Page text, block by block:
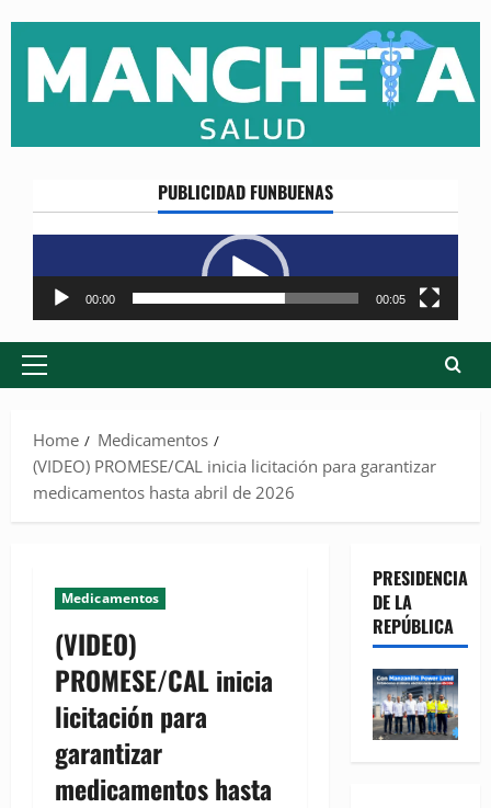
content
PUBLICIDAD FUNBUENAS
Reproductor
de
vídeo
00:00 00:05
Primary
Home
Medicamentos
(VIDEO) PROMESE/CAL inicia licitación para garantizar
medicamentos hasta abril de 2026
Medicamentos
(VIDEO)
PROMESE/CAL inicia
licitación para
garantizar
medicamentos hasta
PRESIDENCIA
DE LA
REPÚBLICA